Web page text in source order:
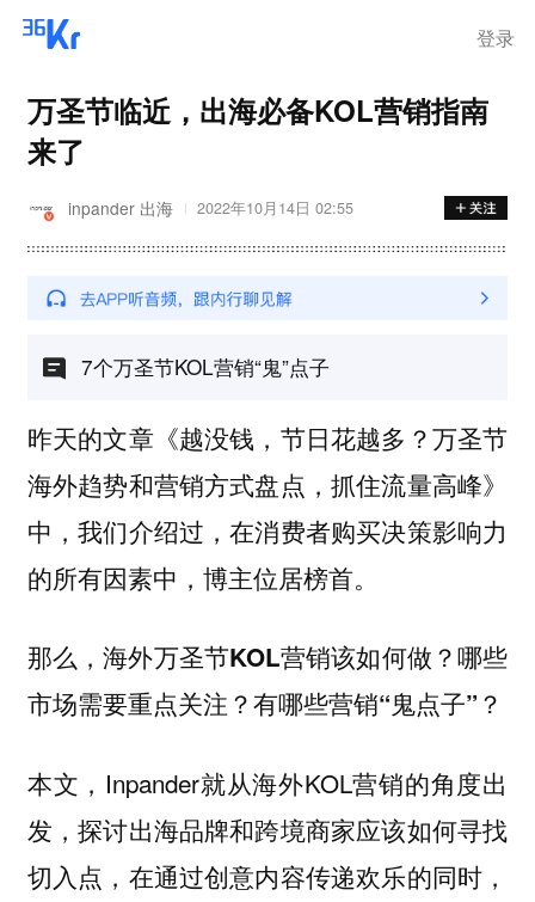
登录
万圣节临近，出海必备KOL营销指南
来了
inpander 出海 2022年10月14日 02:55
7个万圣节KOL营销“鬼”点子
昨天的文章《越没钱，节日花越多？万圣节
海外趋势和营销方式盘点，抓住流量高峰》
中，我们介绍过，在消费者购买决策影响力
的所有因素中，博主位居榜首。
那么，海外万圣节KOL营销该如何做？哪些
市场需要重点关注？有哪些营销“鬼点子”？
本文，Inpander就从海外KOL营销的角度出
发，探讨出海品牌和跨境商家应该如何寻找
切入点，在通过创意内容传递欢乐的同时，